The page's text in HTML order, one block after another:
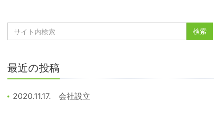
最近の投稿
2020.11.17. 会社設立